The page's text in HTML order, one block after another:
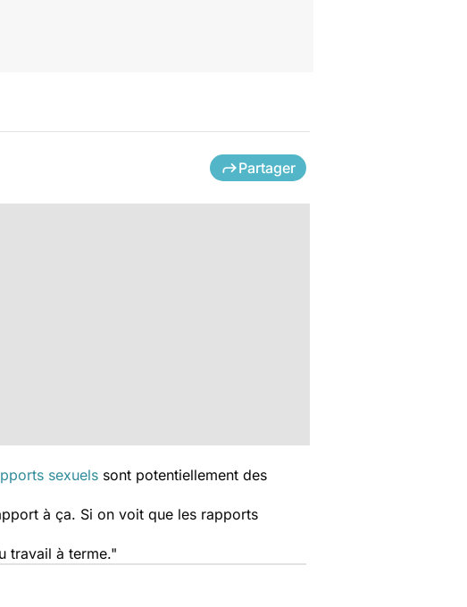
Partager
sexuels sont potentiellement des
à ça. Si on voit que les rapports
travail à terme."